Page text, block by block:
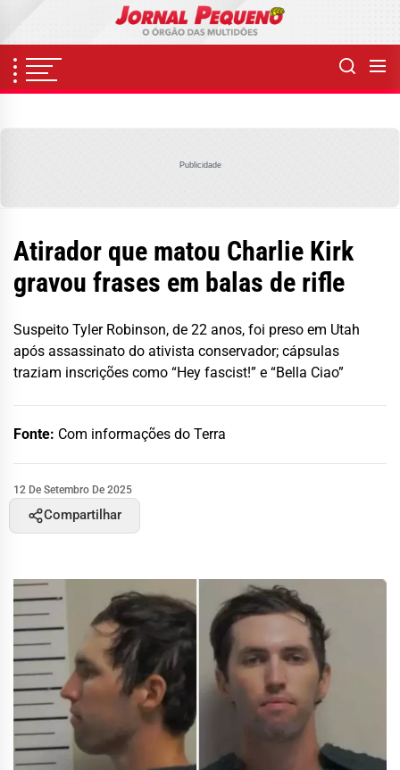
content
Publicidade
Atirador que matou Charlie Kirk
gravou frases em balas de rifle
Suspeito Tyler Robinson, de 22 anos, foi preso em Utah
após assassinato do ativista conservador; cápsulas
traziam inscrições como “Hey fascist!” e “Bella Ciao”
Fonte: Com informações do Terra
12 De Setembro De 2025
Compartilhar